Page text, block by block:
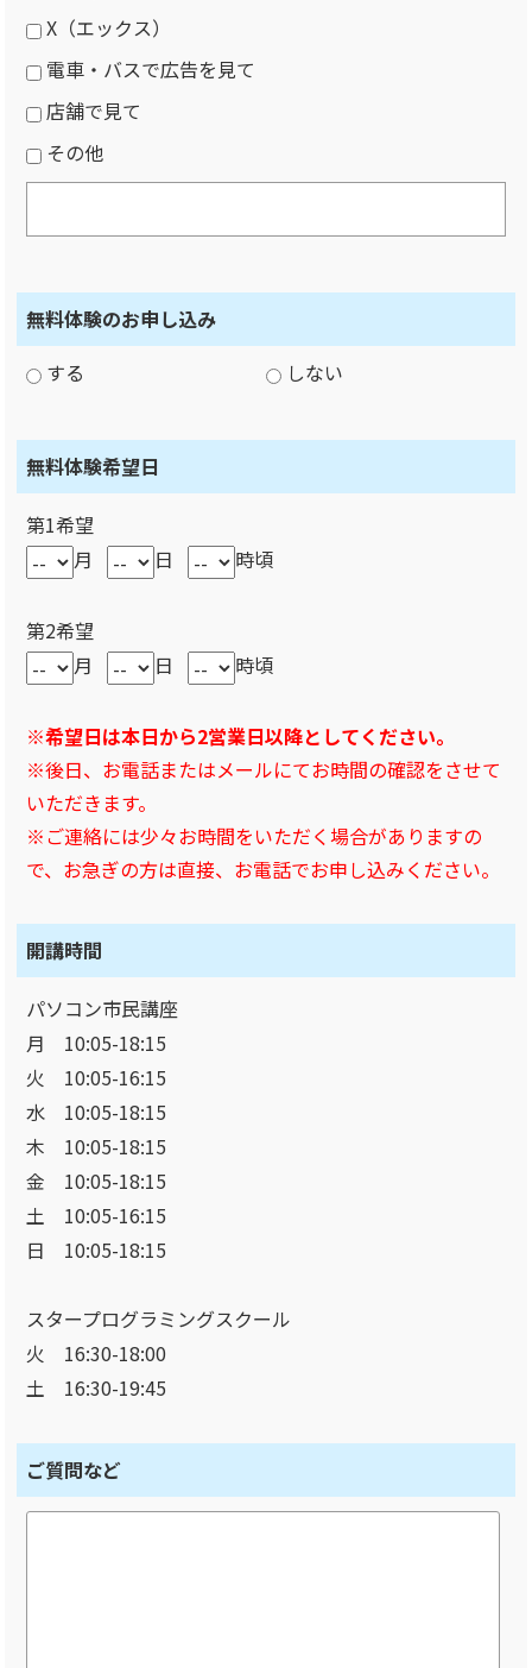
X（エックス）
電車・バスで広告を見て
店舗で見て
その他
無料体験のお申し込み
する
しない
無料体験希望日
第1希望
月
日 時頃
第2希望
月
日 時頃
※希望日は本日から2営業日以降としてください。
※後日、お電話またはメールにてお時間の確認をさせて
いただきます。
※ご連絡には少々お時間をいただく場合がありますの
で、お急ぎの方は直接、お電話でお申し込みください。
開講時間
パソコン市民講座
月 10:05-18:15
火 10:05-16:15
水 10:05-18:15
木 10:05-18:15
金 10:05-18:15
土 10:05-16:15
日 10:05-18:15
スタープログラミングスクール
火 16:30-18:00
土 16:30-19:45
ご質問など